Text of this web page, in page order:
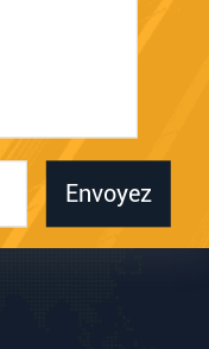
Envoyez